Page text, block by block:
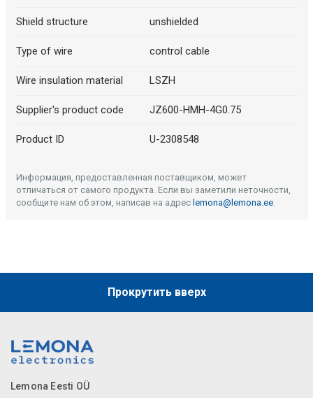
Shield structure unshielded
Type of wire control cable
Wire insulation material LSZH
Supplier's product code JZ600-HMH-4G0.75
Product ID U-2308548
Информация, предоставленная поставщиком, может
отличаться от самого продукта. Если вы заметили неточности,
сообщите нам об этом, написав на адрес lemona@lemona.ee.
Прокрутить вверх
Lemona Eesti OÜ